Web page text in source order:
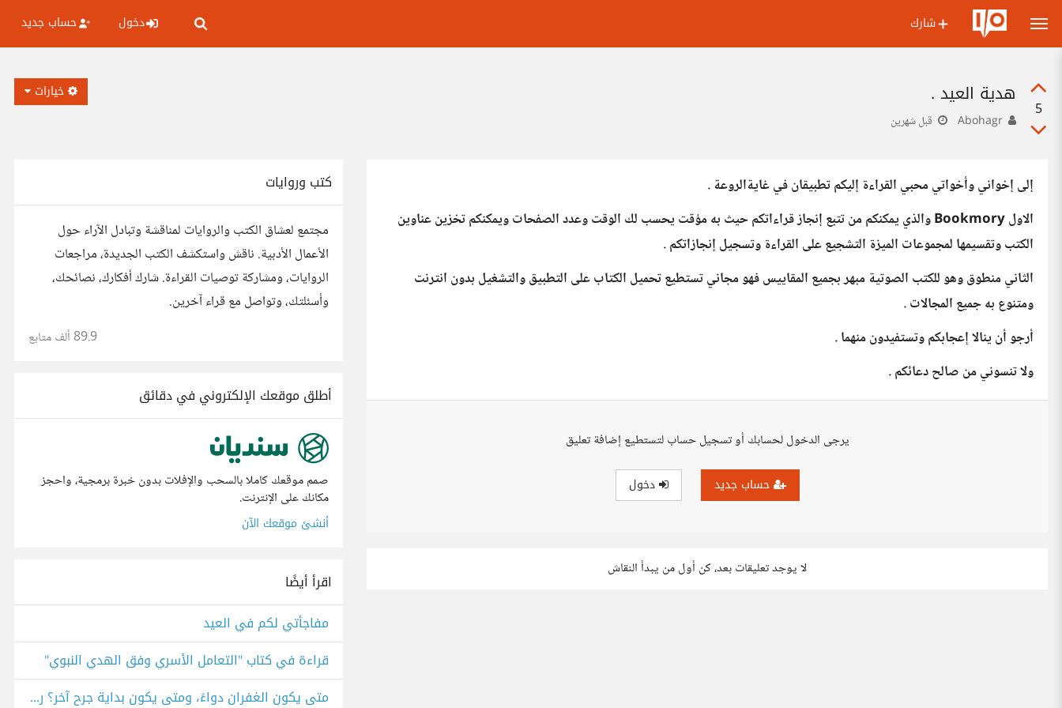
شارك دخول حساب جديد
5
هدية العيد .
قبل شهرين
خيارات
إلى إخواني وأخواتي محبي القراءة إليكم تطبيقان في غايةالروعة .
الاول Bookmory والذي يمكنكم من تتبع إنجاز قراءاتكم حيث به مؤقت يحسب لك الوقت وعدد الصفحات ويمكنكم تخزين عناوين
الكتب وتقسيمها لمجموعات الميزة التشجيع على القراءة وتسجيل إنجازاتكم .
الثاني منطوق وهو للكتب الصوتية مبهر بجميع المقاييس فهو مجاني تستطيع تحميل الكتاب على التطبيق والتشغيل بدون انترنت
ومتنوع به جميع المجالات .
أرجو أن ينالا إعجابكم وتستفيدون منهما .
ولا تنسوني من صالح دعائكم .
يرجى الدخول لحسابك أو تسجيل حساب لتستطيع إضافة تعليق
حساب جديد دخول
لا يوجد تعليقات بعد، كن أول من يبدأ النقاش
كتب وروايات
مجتمع لعشاق الكتب والروايات لمناقشة وتبادل الآراء حول
الأعمال الأدبية. ناقش واستكشف الكتب الجديدة، مراجعات
الروايات، ومشاركة توصيات القراءة. شارك أفكارك، نصائحك،
وأسئلتك، وتواصل مع قراء آخرين.
89.9 ألف متابع
أطلق موقعك الإلكتروني في دقائق
صمم موقعك كاملا بالسحب والإفلات بدون خبرة برمجية، واحجز
مكانك على الإنترنت.
أنشئ موقعك الآن
اقرأ أيضًا
مفاجأتي لكم في العيد
قراءة في كتاب "التعامل الأسري وفق الهدي النبوي"
متى يكون الغفران دواءً، ومتى يكون بداية جرح آخر؟ رواية "فلتغفري"